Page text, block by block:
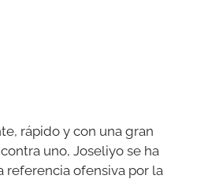
rápido y con una gran
uno, Joseliyo se ha
referencia ofensiva por la